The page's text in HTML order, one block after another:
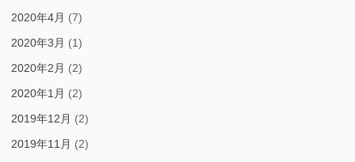
2020年4月 (7)
2020年3月 (1)
2020年2月 (2)
2020年1月 (2)
2019年12月 (2)
2019年11月 (2)